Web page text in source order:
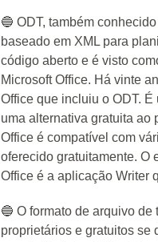
🔵 ODT, também
baseado em XML para
código aberto e é visto
Microsoft Office. Há vinte
Office que incluiu o ODT.
uma alternativa gratuita ao
Office é compatível com
oferecido gratuitamente. O
Office é a aplicação Writer
🔵 O formato de arquivo
proprietários e gratuitos se